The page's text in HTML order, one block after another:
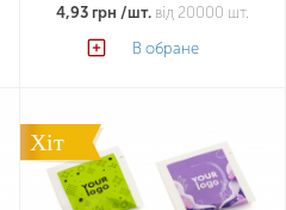
4,93 грн /шт.від 20000 шт.
В обране
Хіт